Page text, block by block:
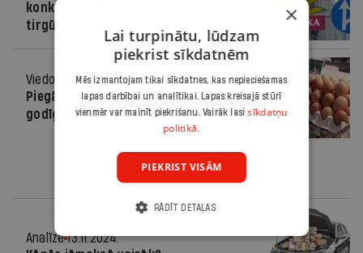
konkurenci un patērētājiem aptieku
tirgū
Viedoklis
23.01.2025.
Piegādātāju drosme ziņot, lai veidotu
godīgu tirdzniecības vidi
Analīze 13.11.2024.
×
Lai turpinātu, lūdzam
piekrist sīkdatnēm
Mēs izmantojam tikai sīkdatnes, kas nepieciešamas
lapas darbībai un analītikai. Lapas kreisajā stūrī
vienmēr var mainīt piekrišanu. Vairāk lasisīkdatņu
politikā.
PIEKRIST VISĀM
RĀDĪT DETAĻAS